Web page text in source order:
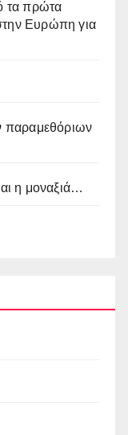
τα πρώτα
Ευρώπη για
παραμεθόριων
η μοναξιά…